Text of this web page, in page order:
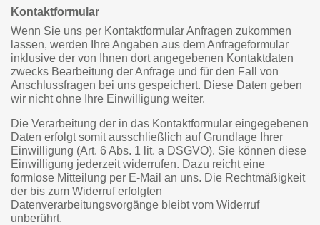
Kontaktformular
Wenn Sie uns per Kontaktformular Anfragen zukommen
lassen, werden Ihre Angaben aus dem Anfrageformular
inklusive der von Ihnen dort angegebenen Kontaktdaten
zwecks Bearbeitung der Anfrage und für den Fall von
Anschlussfragen bei uns gespeichert. Diese Daten geben
wir nicht ohne Ihre Einwilligung weiter.
Die Verarbeitung der in das Kontaktformular eingegebenen
Daten erfolgt somit ausschließlich auf Grundlage Ihrer
Einwilligung (Art. 6 Abs. 1 lit. a DSGVO). Sie können diese
Einwilligung jederzeit widerrufen. Dazu reicht eine
formlose Mitteilung per E-Mail an uns. Die Rechtmäßigkeit
der bis zum Widerruf erfolgten
Datenverarbeitungsvorgänge bleibt vom Widerruf
unberührt.